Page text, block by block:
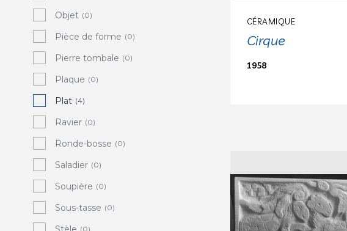
Objet (0)
Pièce de forme (0)
Pierre tombale (0)
Plaque (0)
Plat (4)
Ravier (0)
Ronde-bosse (0)
Saladier (0)
Soupière (0)
Sous-tasse (0)
(0)
CÉRAMIQUE
Cirque
1958